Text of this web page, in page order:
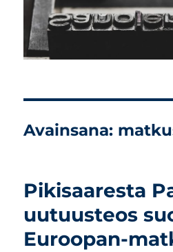
Avainsana:
Pikisaaresta
uutuusteos
Euroopan-